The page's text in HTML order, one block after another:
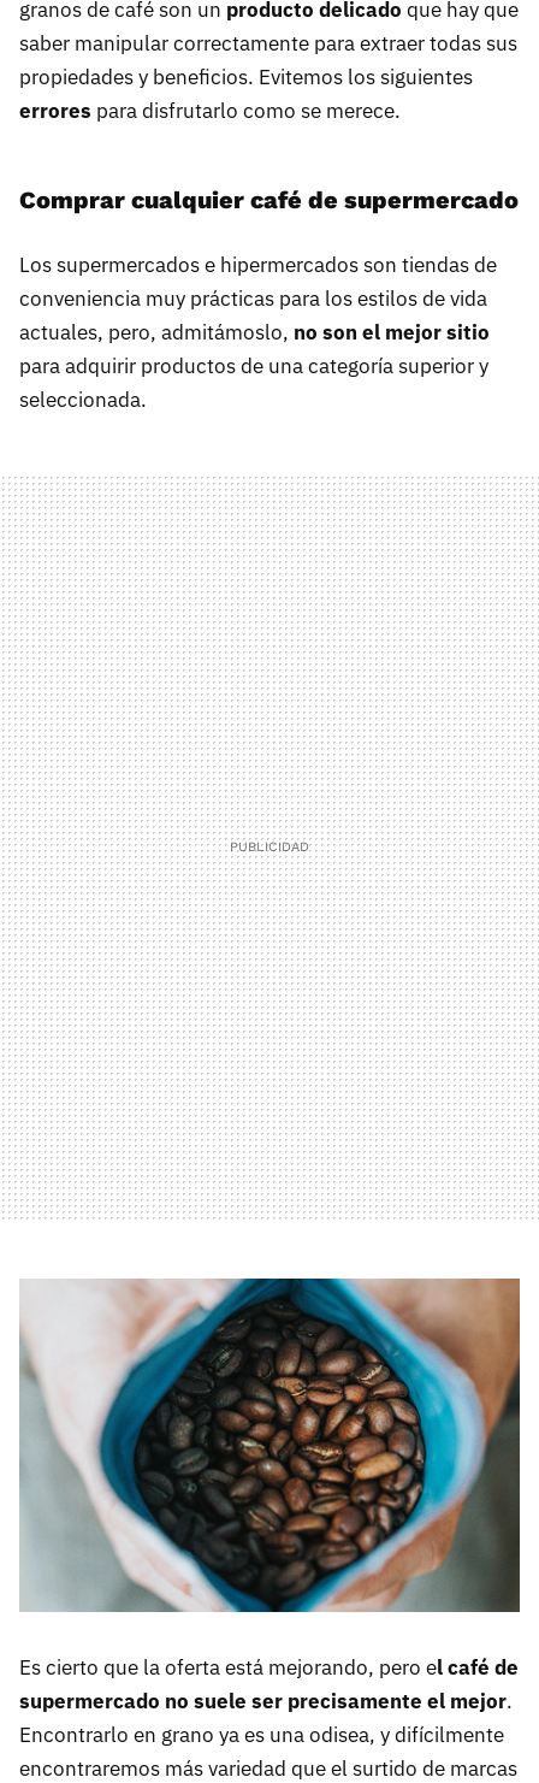
granos de café son un producto delicado que hay que
saber manipular correctamente para extraer todas sus
propiedades y beneficios. Evitemos los siguientes
errores para disfrutarlo como se merece.
Comprar cualquier café de supermercado
Los supermercados e hipermercados son tiendas de
conveniencia muy prácticas para los estilos de vida
actuales, pero, admitámoslo, no son el mejor sitio
para adquirir productos de una categoría superior y
seleccionada.
Es cierto que la oferta está mejorando, pero el café de
supermercado no suele ser precisamente el mejor.
Encontrarlo en grano ya es una odisea, y difícilmente
encontraremos más variedad que el surtido de marcas